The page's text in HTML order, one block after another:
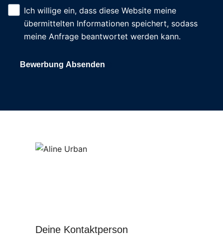
Ich willige ein, dass diese Website meine
übermittelten Informationen speichert, sodass
meine Anfrage beantwortet werden kann.
Bewerbung Absenden
Deine Kontaktperson